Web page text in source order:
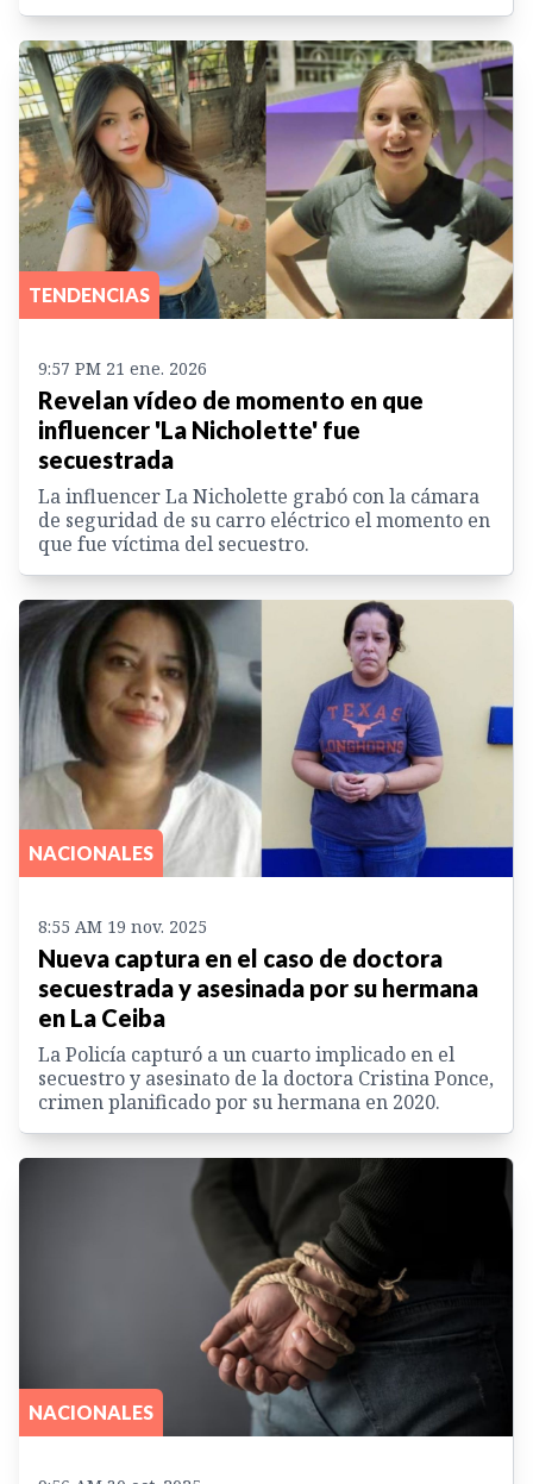
TENDENCIAS
9:57 PM 21 ene. 2026
Revelan vídeo de momento en que
influencer 'La Nicholette' fue
secuestrada
La influencer La Nicholette grabó con la cámara
de seguridad de su carro eléctrico el momento en
que fue víctima del secuestro.
NACIONALES
8:55 AM 19 nov. 2025
Nueva captura en el caso de doctora
secuestrada y asesinada por su hermana
en La Ceiba
La Policía capturó a un cuarto implicado en el
secuestro y asesinato de la doctora Cristina Ponce,
crimen planificado por su hermana en 2020.
NACIONALES